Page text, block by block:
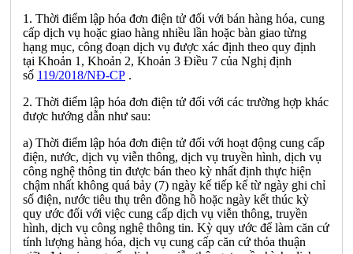
1. Thời điểm lập hóa đơn điện tử đối với bán hàng hóa, cung
cấp dịch vụ hoặc giao hàng nhiều lần hoặc bàn giao từng
hạng mục, công đoạn dịch vụ được xác định theo quy định
tại Khoản 1, Khoản 2, Khoản 3 Điều 7 của Nghị định
số 119/2018/NĐ-CP .
2. Thời điểm lập hóa đơn điện tử đối với các trường hợp khác
được hướng dẫn như sau:
a) Thời điểm lập hóa đơn điện tử đối với hoạt động cung cấp
điện, nước, dịch vụ viễn thông, dịch vụ truyền hình, dịch vụ
công nghệ thông tin được bán theo kỳ nhất định thực hiện
chậm nhất không quá bảy (7) ngày kế tiếp kể từ ngày ghi chỉ
số điện, nước tiêu thụ trên đồng hồ hoặc ngày kết thúc kỳ
quy ước đối với việc cung cấp dịch vụ viễn thông, truyền
hình, dịch vụ công nghệ thông tin. Kỳ quy ước để làm căn cứ
tính lượng hàng hóa, dịch vụ cung cấp căn cứ thỏa thuận